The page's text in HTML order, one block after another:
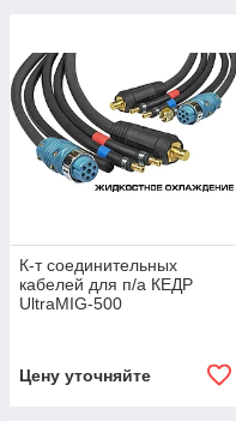
К-т соединительных
кабелей для п/а КЕДР
UltraMIG-500
Цену уточняйте